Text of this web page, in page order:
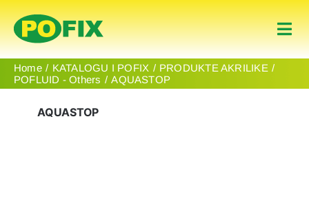
Skip
to
content
Fillimi
Produktet
Home KATALOGU I POFIX
PRODUKTE AKRILIKE
POFLUID - Others
AQUASTOP
AQUASTOP